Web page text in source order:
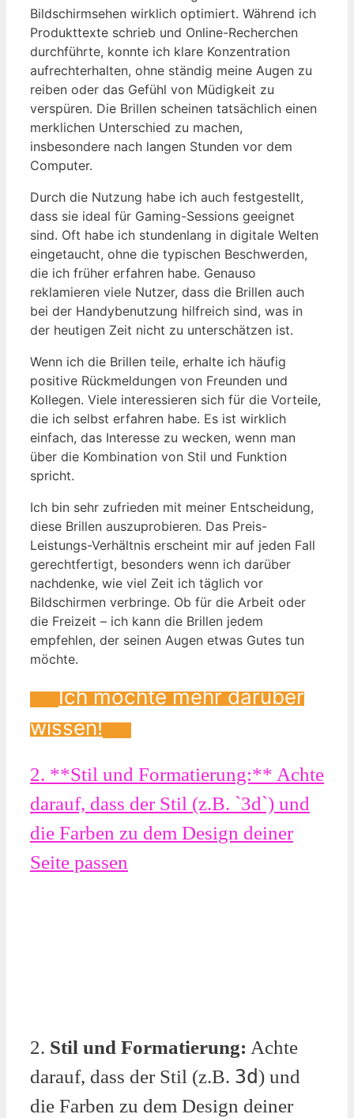
Bildschirmsehen wirklich optimiert. Während ich
Produkttexte schrieb und Online-Recherchen
durchführte, konnte ich klare Konzentration
aufrechterhalten, ohne ständig meine Augen zu
reiben oder das Gefühl von Müdigkeit zu
verspüren. Die Brillen scheinen tatsächlich einen
merklichen Unterschied zu machen,
insbesondere nach langen Stunden vor dem
Computer.
Durch die Nutzung habe ich auch festgestellt,
dass sie ideal für Gaming-Sessions geeignet
sind. Oft habe ich stundenlang in digitale Welten
eingetaucht, ohne die typischen Beschwerden,
die ich früher erfahren habe. Genauso
reklamieren viele Nutzer, dass die Brillen auch
bei der Handybenutzung hilfreich sind, was in
der heutigen Zeit nicht zu unterschätzen ist.
Wenn ich die Brillen teile, erhalte ich häufig
positive Rückmeldungen von Freunden und
Kollegen. Viele interessieren sich für die Vorteile,
die ich selbst erfahren habe. Es ist wirklich
einfach, das Interesse zu wecken, wenn man
über die Kombination von Stil und Funktion
spricht.
Ich bin sehr zufrieden mit meiner Entscheidung,
diese Brillen auszuprobieren. Das Preis-
Leistungs-Verhältnis erscheint mir auf jeden Fall
gerechtfertigt, besonders wenn ich darüber
nachdenke, wie viel Zeit ich täglich vor
Bildschirmen verbringe. Ob für die Arbeit oder
die Freizeit – ich kann die Brillen jedem
empfehlen, der seinen Augen etwas Gutes tun
möchte.
Ich möchte mehr darüber
wissen!
2. **Stil und Formatierung:** Achte
darauf, dass der Stil (z.B. `3d`) und
die Farben zu dem Design deiner
Seite passen
2. Stil und Formatierung: Achte
darauf, dass der Stil (z.B. 3d) und
die Farben zu dem Design deiner